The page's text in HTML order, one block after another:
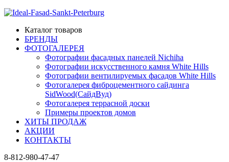
Каталог товаров
БРЕНДЫ
ФОТОГАЛЕРЕЯ
Фотографии фасадных панелей Nichiha
Фотографии искусственного камня White Hills
Фотографии вентилируемых фасадов White Hills
Фотогалерея фиброцементного сайдинга
SidWood(СайдВуд)
Фотогалерея террасной доски
Примеры проектов домов
ХИТЫ ПРОДАЖ
АКЦИИ
КОНТАКТЫ
8-812-980-47-47